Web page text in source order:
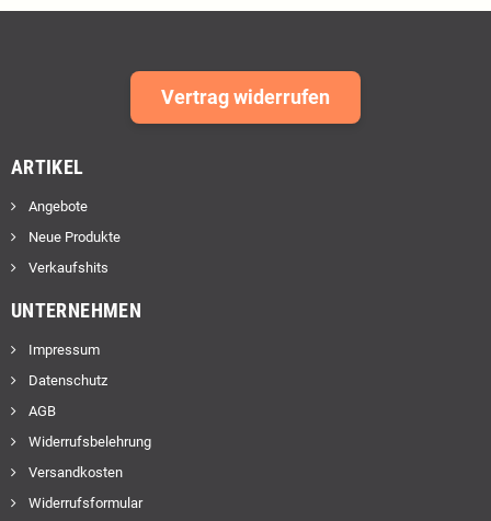
Vertrag widerrufen
ARTIKEL
Angebote
Neue Produkte
Verkaufshits
UNTERNEHMEN
Impressum
Datenschutz
AGB
Widerrufsbelehrung
Versandkosten
Widerrufsformular